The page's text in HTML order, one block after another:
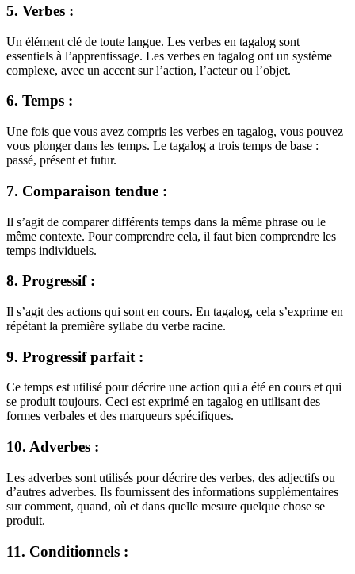
5. Verbes :
Un élément clé de toute langue. Les verbes en tagalog sont
essentiels à l’apprentissage. Les verbes en tagalog ont un système
complexe, avec un accent sur l’action, l’acteur ou l’objet.
6. Temps :
Une fois que vous avez compris les verbes en tagalog, vous pouvez
vous plonger dans les temps. Le tagalog a trois temps de base :
passé, présent et futur.
7. Comparaison tendue :
Il s’agit de comparer différents temps dans la même phrase ou le
même contexte. Pour comprendre cela, il faut bien comprendre les
temps individuels.
8. Progressif :
Il s’agit des actions qui sont en cours. En tagalog, cela s’exprime en
répétant la première syllabe du verbe racine.
9. Progressif parfait :
Ce temps est utilisé pour décrire une action qui a été en cours et qui
se produit toujours. Ceci est exprimé en tagalog en utilisant des
formes verbales et des marqueurs spécifiques.
10. Adverbes :
Les adverbes sont utilisés pour décrire des verbes, des adjectifs ou
d’autres adverbes. Ils fournissent des informations supplémentaires
sur comment, quand, où et dans quelle mesure quelque chose se
produit.
11. Conditionnels :